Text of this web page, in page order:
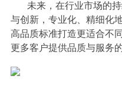
未来，在行业市场的
与创新，专业化、精细化
高品质标准打造更适合不
更多客户提供品质与服务